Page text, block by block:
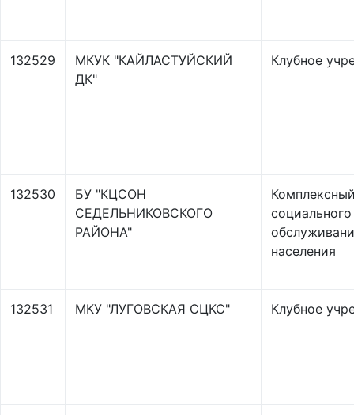
132529
МКУК "КАЙЛАСТУЙСКИЙ
ДК"
Клубное
132530
БУ "КЦСОН
СЕДЕЛЬНИКОВСКОГО
РАЙОНА"
социального
населения
132531 МКУ "ЛУГОВСКАЯ СЦКС" Клубное